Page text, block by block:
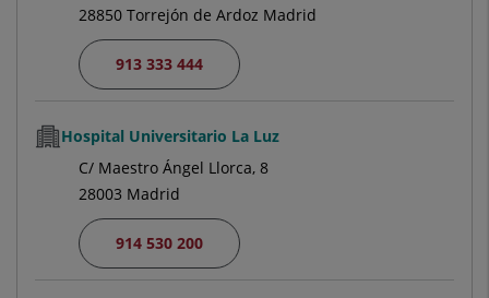
28850 Torrejón de Ardoz Madrid
913 333 444
Hospital Universitario La Luz
C/ Maestro Ángel Llorca, 8
28003 Madrid
914 530 200